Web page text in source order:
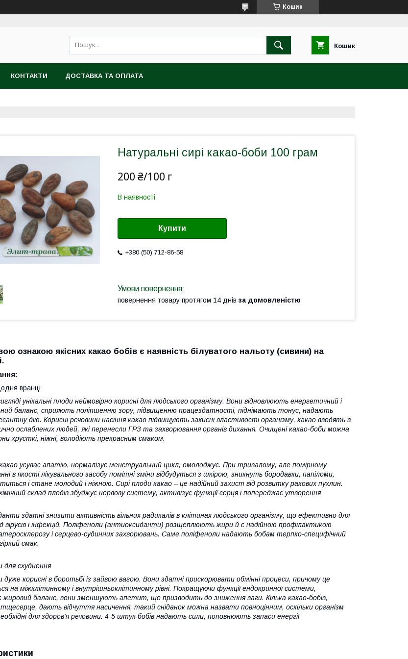
Кошик
Кошик
КОНТАКТИ ДОСТАВКА ТА ОПЛАТА
Натуральні сирі какао-боби 100 грам
200 ₴/100 г
В наявності
Купити
+380 (50) 712-86-58
повернення товару протягом 14 днів за домовленістю
ознакою якісних какао бобів є наявність білуватого нальоту (сивини) на
вранці
унікальні плоди неймовірно корисні для людського організму. Вони відновлюють енергетичний і
баланс, сприяють поліпшенню зору, підвищенню працездатності, піднімають тонус, надають
дію. Корисні речовини насіння какао підвищують захисні властивості організму, какао вводять в
ослаблених людей, які перенесли ГРЗ та захворювання органів дихання. Очищені какао-боби можна
хрусткі, ніжні, володіють прекрасним смаком.
усуває апатію, нормалізує менструальний цикл, омолоджує. При тривалому, але помірному
в якості лікувального засобу помітні зміни відбудуться з шкірою, зникнуть бородавки, папіломи,
і стане молодий і ніжною. Сирі плоди какао – це надійний захист від розвитку ракових пухлин.
склад плодів збуджує нервову систему, активізує функції серця і попереджає утворення
здатні знизити активність вільних радикалів в клітинах людського організму, що ефективно для
вірусів і інфекцій. Поліфеноли (антиоксиданти) розщеплюють жири й є надійною профілактикою
і серцево-судинних захворювань. Саме поліфеноли надають бобам терпко-специфічний
смак.
для схуднення
дуже корисні в боротьбі із зайвою вагою. Вони здатні прискорювати обмінні процеси, причому це
на міжклітинному і внутрішньоклітинному рівні. Покращуючи функції ендокринної системи,
жировий баланс, вони зменшують апетит, що призводить до зниження ваги. Кілька какао-бобів,
дають відчуття насичення, такий сніданок можна назвати повноцінним, оскільки організм
для здоров'я речовини. 4-5 штук бобів надають сили, поповнюють запаси енергії